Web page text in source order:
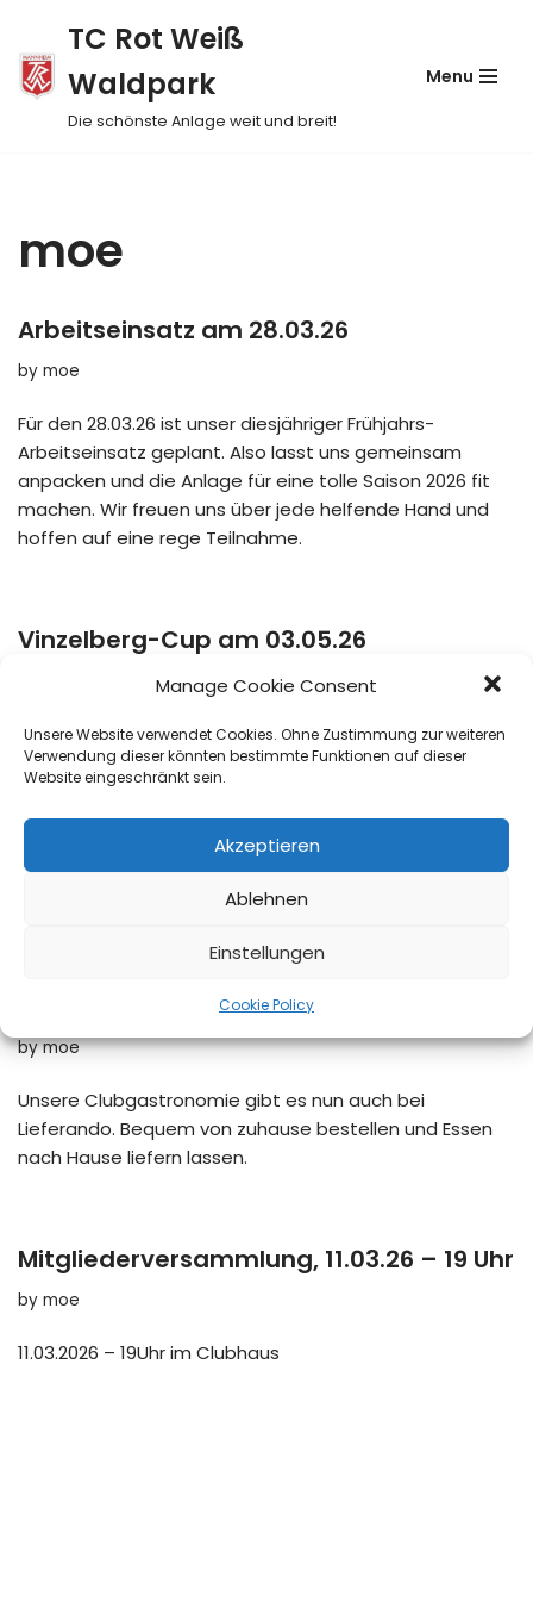
Manage Cookie Consent
Unsere Website verwendet Cookies. Ohne Zustimmung zur weiteren
Verwendung dieser könnten bestimmte Funktionen auf dieser
Website eingeschränkt sein.
Akzeptieren
Ablehnen
Einstellungen
Cookie Policy
Skip
to
content
TC Rot Weiß
Waldpark
Die schönste Anlage weit und breit!
Menu
moe
Arbeitseinsatz am 28.03.26
by moe
Für den 28.03.26 ist unser diesjähriger Frühjahrs-
Arbeitseinsatz geplant. Also lasst uns gemeinsam
anpacken und die Anlage für eine tolle Saison 2026 fit
machen. Wir freuen uns über jede helfende Hand und
hoffen auf eine rege Teilnahme.
Vinzelberg-Cup am 03.05.26
Am 03.05.26 starten wir mit dem ersten Tagesturnier
der Saison 2026. Das Turnier ist bereits Online im
Turnierkalender beim BTV/Mybigpoint oder unter
Tennis.de. Seid schnell, meldet Euch jetzt an und sichert
Euch somit die ersten Startplätze. Wir freuen uns auf
Euch. https://spieler.tennis.de/web/guest/turniersuche?
Pepe Nero jetzt auch bei Lieferando
bymoe
Unsere Clubgastronomie gibt es nun auch bei
Lieferando. Bequem von zuhause bestellen und Essen
nach Hause liefern lassen.
Mitgliederversammlung, 11.03.26 – 19 Uhr
by moe
11.03.2026 – 19Uhr im Clubhaus